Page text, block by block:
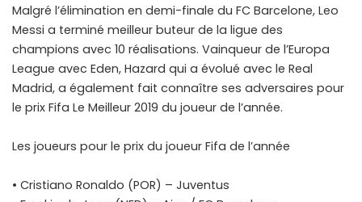
Malgré l’élimination en demi-finale du FC Barcelone, Leo
Messi a terminé meilleur buteur de la ligue des
champions avec 10 réalisations. Vainqueur de l’Europa
League avec Eden, Hazard qui a évolué avec le Real
Madrid, a également fait connaître ses adversaires pour
le prix Fifa Le Meilleur 2019 du joueur de l’année.
Les joueurs pour le prix du joueur Fifa de l’année
• Cristiano Ronaldo (POR) – Juventus